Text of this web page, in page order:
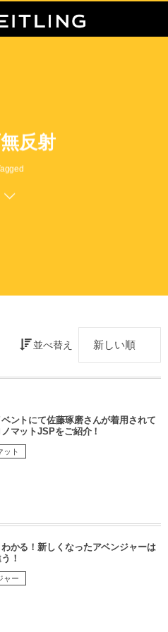
反射
並べ替え
ントにて佐藤琢磨さんが着用されて
マットJSPをご紹介！
ット
かる！新しくなったアベンジャーは
！
ャー